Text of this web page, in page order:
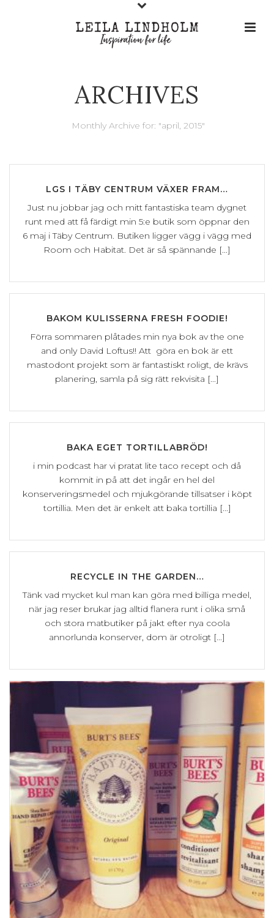
ARCHIVES
Monthly Archive for: "april, 2015"
LGS I TÄBY CENTRUM VÄXER FRAM…
Just nu jobbar jag och mitt fantastiska team dygnet
runt med att få färdigt min 5:e butik som öppnar den
6 maj i Täby Centrum. Butiken ligger vägg i vägg med
Room och Habitat. Det är så spännande [...]
BAKOM KULISSERNA FRESH FOODIE!
Förra sommaren plåtades min nya bok av the one
and only David Loftus!! Att göra en bok är ett
mastodont projekt som är fantastiskt roligt, de krävs
planering, samla på sig rätt rekvisita [...]
BAKA EGET TORTILLABRÖD!
i min podcast har vi pratat lite taco recept och då
kommit in på att det ingår en hel del
konserveringsmedel och mjukgörande tillsatser i köpt
tortillia. Men det är enkelt att baka tortillia [...]
RECYCLE IN THE GARDEN…
Tänk vad mycket kul man kan göra med billiga medel,
när jag reser brukar jag alltid flanera runt i olika små
och stora matbutiker på jakt efter nya coola
annorlunda konserver, dom är otroligt [...]